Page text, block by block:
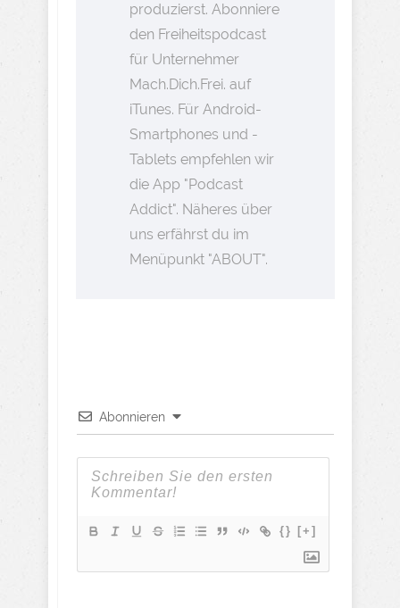
produzierst. Abonniere
den Freiheitspodcast
für Unternehmer
Mach.Dich.Frei. auf
iTunes. Für Android-
Smartphones und -
Tablets empfehlen wir
die App "Podcast
Addict". Näheres über
uns erfährst du im
Menüpunkt "ABOUT".
Abonnieren
{} [+]